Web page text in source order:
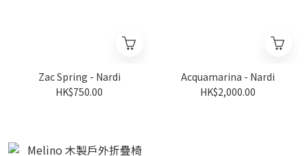
Zac Spring - Nardi
HK$750.00
Acquamarina - Nardi
HK$2,000.00